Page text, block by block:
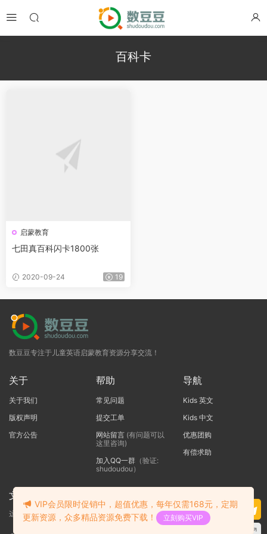
百科卡
启蒙教育
七田真百科闪卡1800张
2020-09-24 19
数豆豆专注于儿童英语启蒙教育资源分享交流！
关于
关于我们
版权声明
官方公告
帮助
常见问题
提交工单
网站留言(有问题可以
这里咨询)
加入QQ一群（验证:
shudoudou）
导航
Kids 英文
Kids 中文
优惠团购
有偿求助
文本标题
这里输入代码
VIP会员限时促销中，超值优惠，每年仅需168元，定期
更新资源，众多精品资源免费下载！
立刻购买VIP